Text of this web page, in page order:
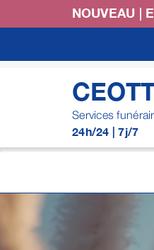
au
NOUVEAU |
Services
24h/24 | 7j/7